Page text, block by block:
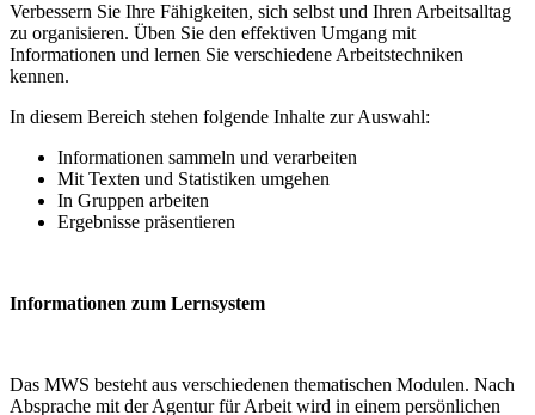
Verbessern Sie Ihre Fähigkeiten, sich selbst und Ihren Arbeitsalltag
zu organisieren. Üben Sie den effektiven Umgang mit
Informationen und lernen Sie verschiedene Arbeitstechniken
kennen.
In diesem Bereich stehen folgende Inhalte zur Auswahl:
Informationen sammeln und verarbeiten
Mit Texten und Statistiken umgehen
In Gruppen arbeiten
Ergebnisse präsentieren
Informationen zum Lernsystem
Das MWS besteht aus verschiedenen thematischen Modulen. Nach
Absprache mit der Agentur für Arbeit wird in einem persönlichen